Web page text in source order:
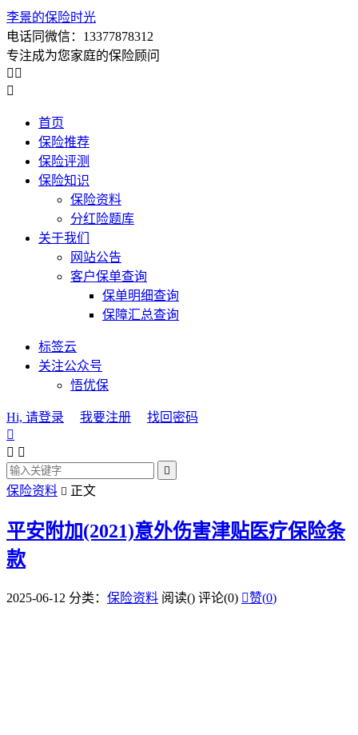
李景的保险时光
电话同微信：13377878312
专注成为您家庭的保险顾问
 

首页
保险推荐
保险评测
保险知识
保险资料
分红险题库
关于我们
网站公告
客户保单查询
保单明细查询
保障汇总查询
标签云
关注公众号
悟优保
Hi, 请登录 我要注册
找回密码

 

保险资料  正文
平安附加(2021)意外伤害津贴医疗保险条
款
2025-06-12 分类： 保险资料 阅读() 评论(0) 赞(0)